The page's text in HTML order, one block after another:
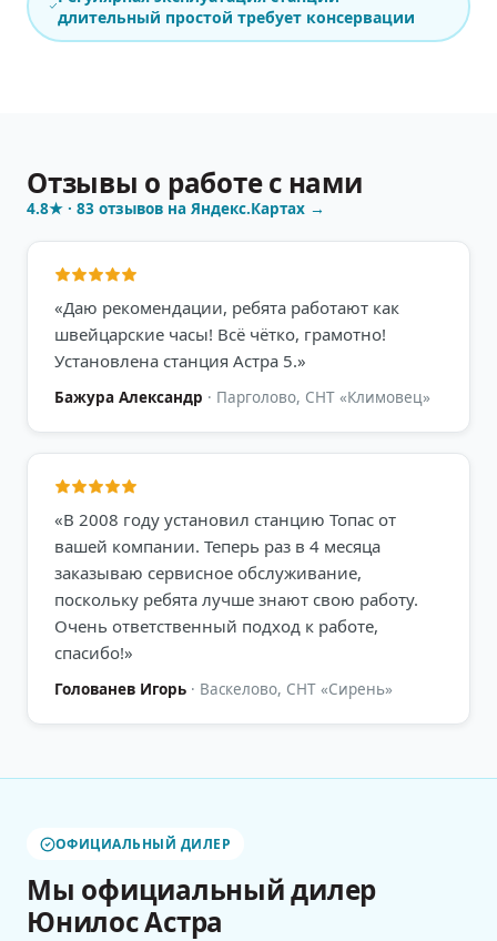
длительный простой требует консервации
Отзывы о работе с нами
4.8★ · 83 отзывов на Яндекс.Картах →
«Даю рекомендации, ребята работают как
швейцарские часы! Всё чётко, грамотно!
Установлена станция Астра 5.»
Бажура Александр · Парголово, СНТ «Климовец»
«В 2008 году установил станцию Топас от
вашей компании. Теперь раз в 4 месяца
заказываю сервисное обслуживание,
поскольку ребята лучше знают свою работу.
Очень ответственный подход к работе,
спасибо!»
Голованев Игорь · Васкелово, СНТ «Сирень»
ОФИЦИАЛЬНЫЙ ДИЛЕР
Мы официальный дилер
Юнилос Астра